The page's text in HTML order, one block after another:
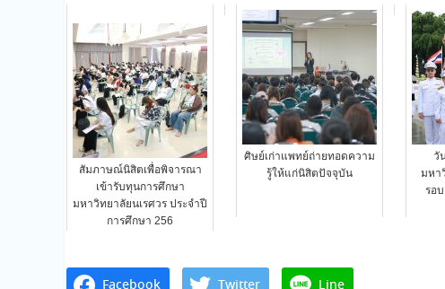
สัมภาษณ์นิสิตเพื่อพิจารณา
เข้ารับทุนการศึกษา
มหาวิทยาลัยนเรศวร ประจำปี
การศึกษา 256
ศิษย์เก่าแพทย์ถ่ายทอดความ
รู้ให้แก่นิสิตปัจจุบัน
วั
มหา
รอ
Facebook Twitter Line